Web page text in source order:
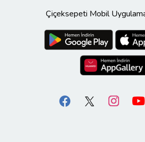
Çiçeksepeti Mobil